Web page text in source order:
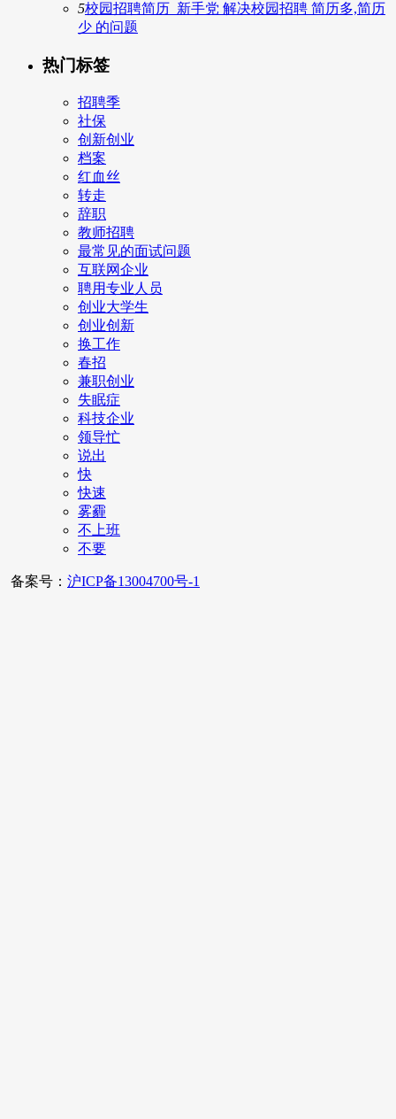
5校园招聘简历_新手党 解决校园招聘 简历多,简历
少 的问题
热门标签
招聘季
社保
创新创业
档案
红血丝
转走
辞职
教师招聘
最常见的面试问题
互联网企业
聘用专业人员
创业大学生
创业创新
换工作
春招
兼职创业
失眠症
科技企业
领导忙
说出
快
快速
雾霾
不上班
不要
备案号： 沪ICP备13004700号-1